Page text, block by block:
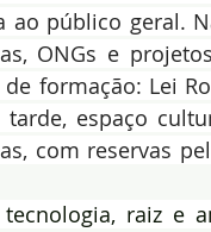
ao público geral.
ONGs e
formação: Lei
espaço
com reservas
raiz e